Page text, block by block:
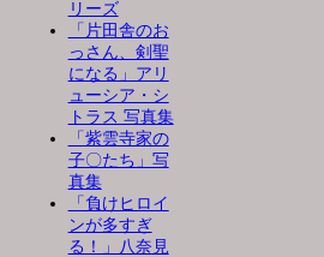
リーズ
「片田舎のお
っさん、剣聖
になる」アリ
ューシア・シ
トラス 写真集
「紫雲寺家の
子〇たち」写
真集
「負けヒロイ
ンが多すぎ
る！」八奈見